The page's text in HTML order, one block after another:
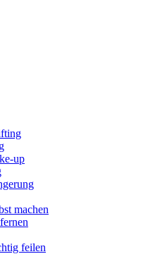
up
machen
feilen